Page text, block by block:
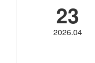
23
2026.04